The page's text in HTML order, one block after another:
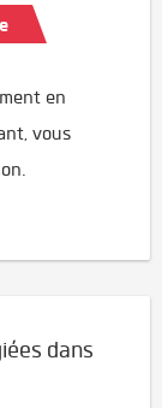
en
vous
dans